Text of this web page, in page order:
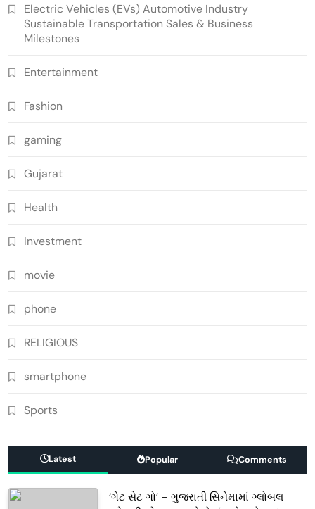
Electric Vehicles (EVs) Automotive Industry
Sustainable Transportation Sales & Business
Milestones
Entertainment
Fashion
gaming
Gujarat
Health
Investment
movie
phone
RELIGIOUS
smartphone
Sports
Latest Popular Comments
‘ગેટ સેટ ગો’ – ગુજરાતી સિનેમામાં ગ્લોબલ